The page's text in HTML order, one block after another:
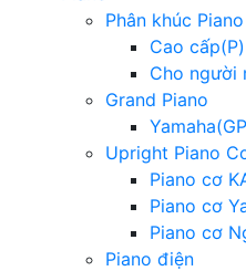
Phân khúc Piano
Cao cấp(P)
Cho người
Grand Piano
Upright Piano
Piano cơ
Piano cơ
Piano cơ
Piano điện